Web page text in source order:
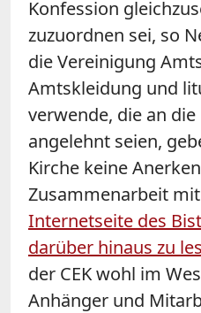
Konfession
zuzuordnen sei, so
die Vereinigung
Amtskleidung und
verwende, die an
angelehnt seien,
Kirche keine
Zusammenarbeit
Internetseite des
darüber hinaus zu
der CEK wohl im
Anhänger und